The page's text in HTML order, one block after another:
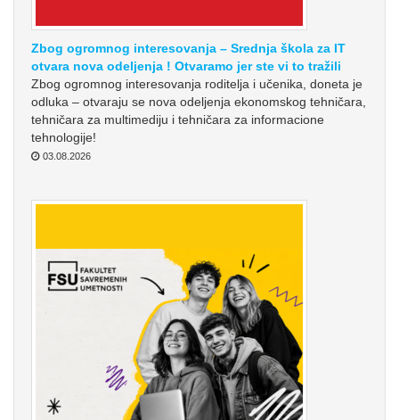
Zbog ogromnog interesovanja – Srednja škola za IT
otvara nova odeljenja ! Otvaramo jer ste vi to tražili
Zbog ogromnog interesovanja roditelja i učenika, doneta je
odluka – otvaraju se nova odeljenja ekonomskog tehničara,
tehničara za multimediju i tehničara za informacione
tehnologije!
03.08.2026